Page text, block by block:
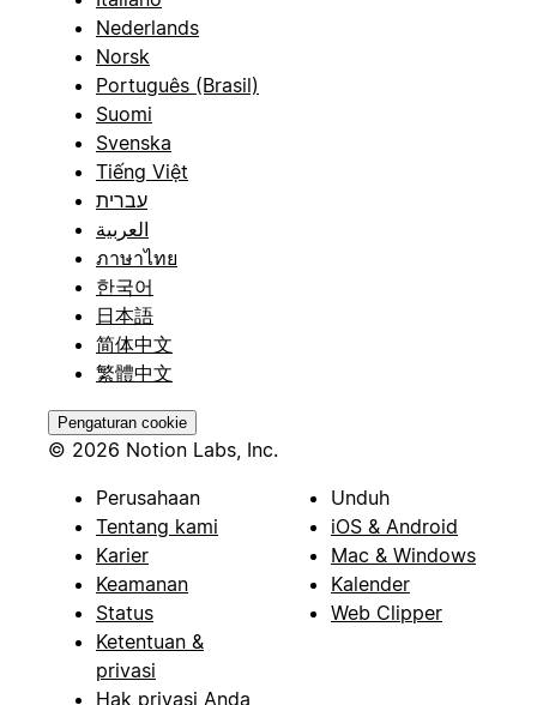
Nederlands
Norsk
Português (Brasil)
Suomi
Svenska
Tiếng Việt
עברית
العربية
ภาษาไทย
한국어
日本語
简体中文
繁體中文
Pengaturan cookie
© 2026 Notion Labs, Inc.
Perusahaan
Tentang kami
Karier
Keamanan
Status
Ketentuan &
privasi
Hak privasi Anda
Unduh
iOS & Android
Mac & Windows
Kalender
Web Clipper